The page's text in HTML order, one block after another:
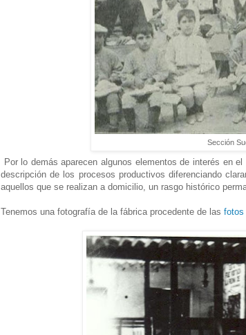
Sección
Por lo demás aparecen algunos elementos de interés en
descripción de los procesos productivos diferenciando
aquellos que se realizan a domicilio, un rasgo histórico
Tenemos una fotografía de la fábrica procedente de las fotos